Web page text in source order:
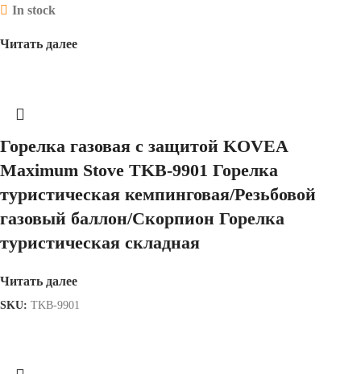
In stock
Читать далее
Горелка газовая с защитой KOVEA
Maximum Stove TKB-9901 Горелка
туристическая кемпинговая/Резьбовой
газовый баллон/Скорпион Горелка
туристическая складная
Читать далее
SKU: TKB-9901